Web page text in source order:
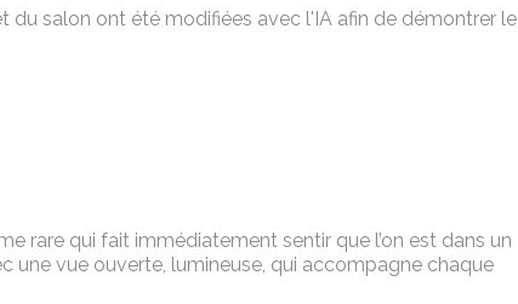
du salon ont été modifiées avec l'IA afin de démontrer le
rare qui fait immédiatement sentir que l’on est dans un
une vue ouverte, lumineuse, qui accompagne chaque